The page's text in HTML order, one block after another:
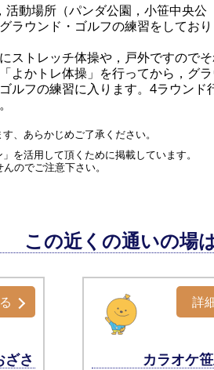
活動場所（パンダ公園，小笹中央公
ラウンド・ゴルフの練習をしており
ストレッチ体操や，戸外ですので
よかトレ体操」を行ってから，グラ
ルフの練習に入ります。4ラウンド
、あらかじめご了承ください。
を活用して頂くために掲載しています。
のでご注意下さい。
この近くの通いの場
さ カラオケ
詳